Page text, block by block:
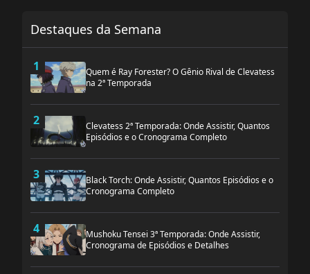
Destaques da Semana
1
Quem é Ray Forester? O Gênio Rival de Clevatess
na 2ª Temporada
2
Clevatess 2ª Temporada: Onde Assistir, Quantos
Episódios e o Cronograma Completo
3
Black Torch: Onde Assistir, Quantos Episódios e o
Cronograma Completo
4
Mushoku Tensei 3ª Temporada: Onde Assistir,
Cronograma de Episódios e Detalhes